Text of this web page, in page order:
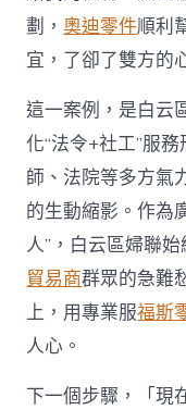
劃，奧迪零件順利
宜，了卻了雙方的
這一案例，是白云
化“法令+社工”服
師、法院等多方氣
的生動縮影。作為
人”，白云區婦聯
貿易商群眾的急難
上，用專業服福斯
人心。
下一個步驟，「現